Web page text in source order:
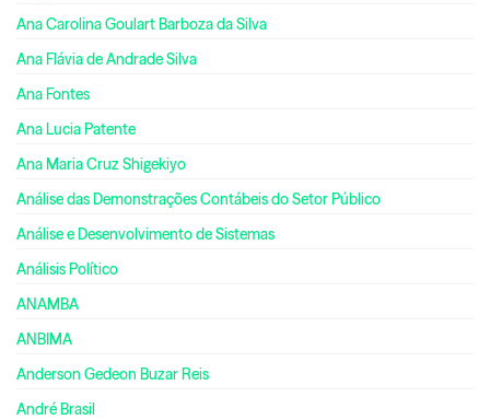
Ana Carolina Goulart Barboza da Silva
Ana Flávia de Andrade Silva
Ana Fontes
Ana Lucia Patente
Ana Maria Cruz Shigekiyo
Análise das Demonstrações Contábeis do Setor Público
Análise e Desenvolvimento de Sistemas
Análisis Político
ANAMBA
ANBIMA
Anderson Gedeon Buzar Reis
André Brasil